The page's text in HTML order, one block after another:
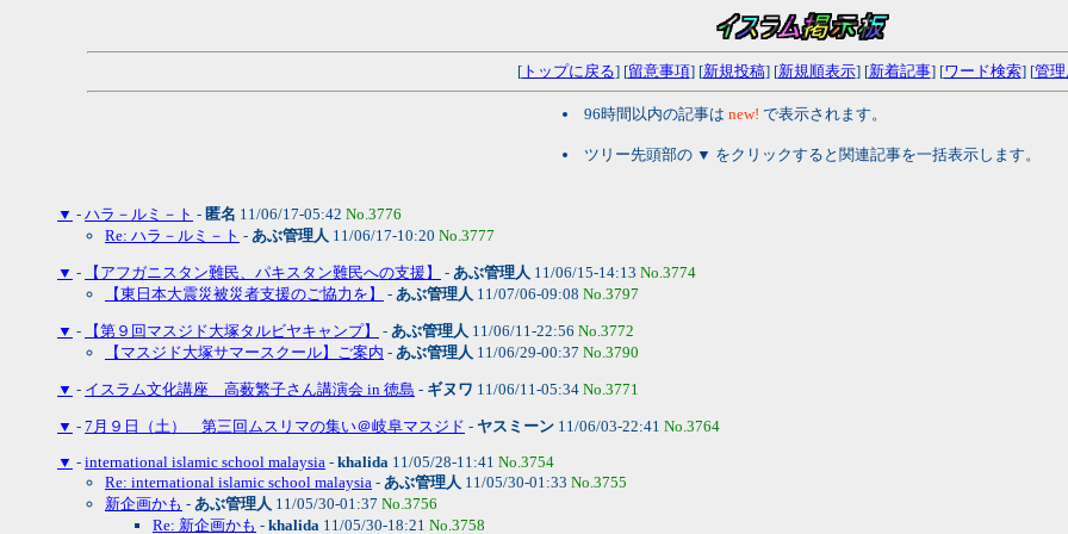
[トップに戻る] [留意事項] [新規投稿] [新規順表示] [新着記事] [ワード検索] [管理
96時間以内の記事は new! で表示されます。
ツリー先頭部の ▼ をクリックすると関連記事を一括表示します。
▼ - ハラ－ルミ－ト - 匿名 11/06/17-05:42 No.3776
Re: ハラ－ルミ－ト - あぶ管理人 11/06/17-10:20 No.3777
▼ - 【アフガニスタン難民、パキスタン難民への支援】 - あぶ管理人 11/06/15-14:13 No.3774
【東日本大震災被災者支援のご協力を】
- あぶ管理人 11/07/06-09:08 No.3797
▼ - 【第９回マスジド大塚タルビヤキャンプ】 - あぶ管理人 11/06/11-22:56 No.3772
【マスジド大塚サマースクール】ご案内 - あぶ管理人 11/06/29-00:37 No.3790
▼ - イスラム文化講座 高薮繁子さん講演会 in 徳島 - ギヌワ 11/06/11-05:34 No.3771
▼ - 7月９日（土） 第三回ムスリマの集い＠岐阜マスジド - ヤスミーン 11/06/03-22:41 No.3764
▼ - international islamic school malaysia - khalida 11/05/28-11:41 No.3754
Re: international islamic school malaysia - あぶ管理人 11/05/30-01:33 No.3755
新企画かも - あぶ管理人 11/05/30-01:37 No.3756
Re: 新企画かも - khalida 11/05/30-18:21 No.3758